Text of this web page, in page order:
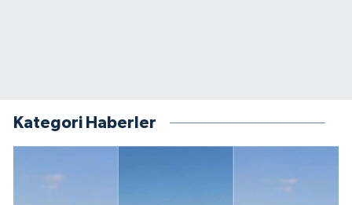
Kategori Haberler